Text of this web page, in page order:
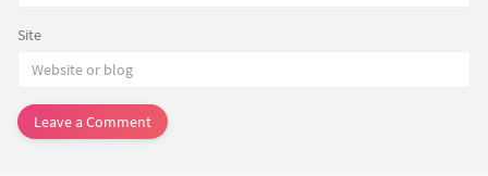
Site
Leave a Comment